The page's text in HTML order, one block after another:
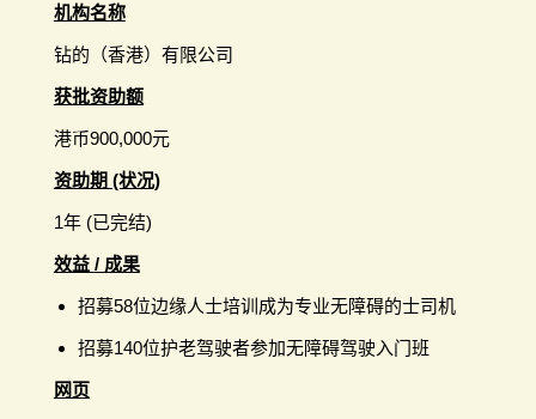
机构名称
钻的（香港）有限公司
获批资助额
港币900,000元
资助期 (状况)
1年 (已完结)
效益 / 成果
招募58位边缘人士培训成为专业无障碍的士司机
招募140位护老驾驶者参加无障碍驾驶入门班
网页